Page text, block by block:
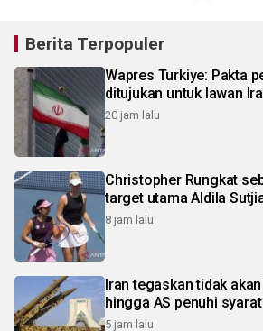
Berita Terpopuler
Wapres Turkiye: Pakta
ditujukan untuk lawan
20 jam lalu
Christopher Rungkat
target utama Aldila
8 jam lalu
Iran tegaskan tidak
hingga AS penuhi syarat
5 jam lalu